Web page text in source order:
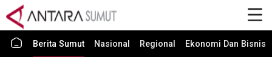
Berita Sumut Nasional Regional Ekonomi Dan Bisnis